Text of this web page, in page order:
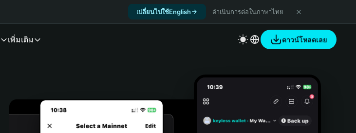
เปลี่ยนไปใช้English ดำเนินการต่อในภาษาไทย
เพิ่มเติม ดาวน์โหลดเลย